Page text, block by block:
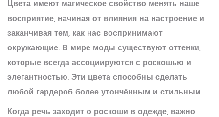
Цвета имеют магическое свойство менять наше
восприятие, начиная от влияния на настроение и
заканчивая тем, как нас воспринимают
окружающие. В мире моды существуют оттенки,
которые всегда ассоциируются с роскошью и
элегантностью. Эти цвета способны сделать
любой гардероб более утончённым и стильным.
Когда речь заходит о роскоши в одежде, важно